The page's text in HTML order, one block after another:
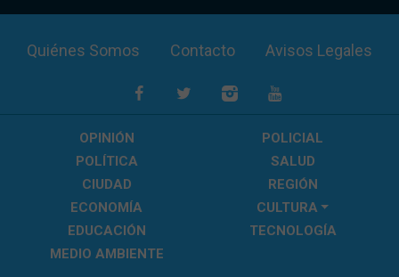
Quiénes Somos Contacto Avisos Legales
OPINIÓN
POLICIAL
POLÍTICA
SALUD
CIUDAD
REGIÓN
ECONOMÍA
CULTURA
EDUCACIÓN
TECNOLOGÍA
MEDIO AMBIENTE